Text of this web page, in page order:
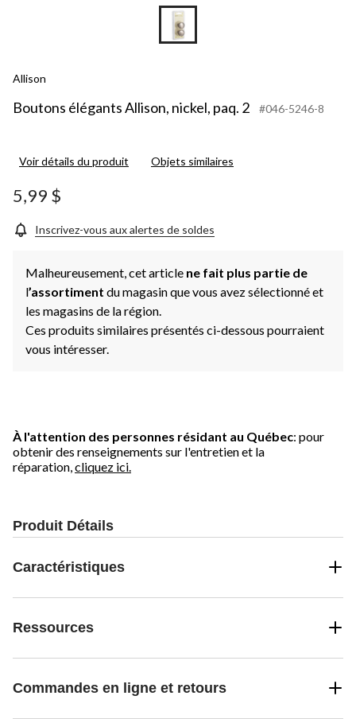
Allison
Boutons élégants Allison, nickel, paq. 2 #046-5246-8
Voir détails du produit Objets similaires
5,99 $
Inscrivez-vous aux alertes de soldes
Malheureusement, cet article ne fait plus partie de
l’assortiment du magasin que vous avez sélectionné et
les magasins de la région.
Ces produits similaires présentés ci-dessous pourraient
vous intéresser.
À l'attention des personnes résidant au Québec: pour
obtenir des renseignements sur l'entretien et la
réparation, cliquez ici.
Produit Détails
Caractéristiques
Ressources
Commandes en ligne et retours